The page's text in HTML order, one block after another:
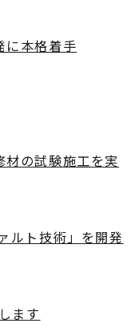
に本格着手
の試験施工を実
ルト技術」を開発
ます